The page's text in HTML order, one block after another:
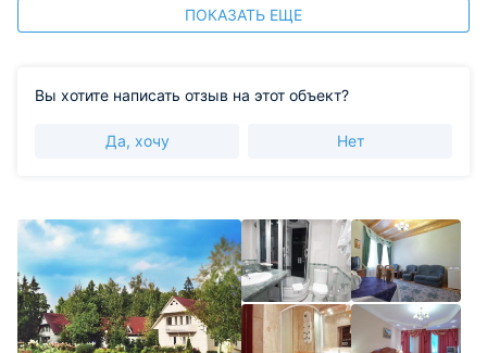
ПОКАЗАТЬ ЕЩЕ
Вы хотите написать отзыв на этот объект?
Да, хочу Нет